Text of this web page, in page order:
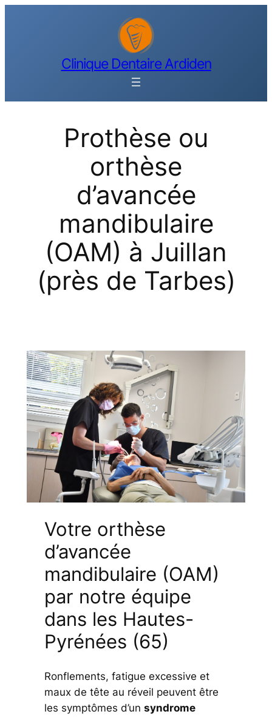
Clinique Dentaire Ardiden
Prothèse ou
orthèse
d’avancée
mandibulaire
(OAM) à Juillan
(près de Tarbes)
Votre orthèse
d’avancée
mandibulaire (OAM)
par notre équipe
dans les Hautes-
Pyrénées (65)
Ronflements, fatigue excessive et
maux de tête au réveil peuvent être
les symptômes d’un syndrome